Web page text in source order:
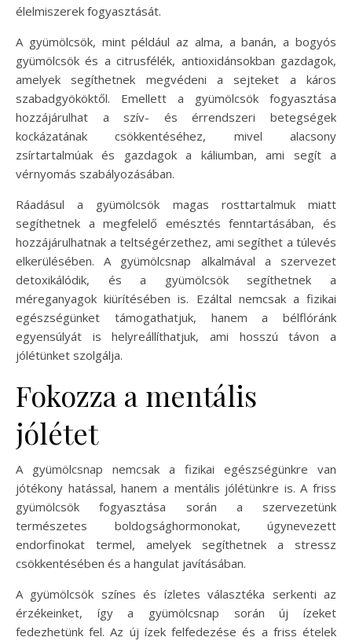
élelmiszerek fogyasztását.
A gyümölcsök, mint például az alma, a banán, a bogyós
gyümölcsök és a citrusfélék, antioxidánsokban gazdagok,
amelyek segíthetnek megvédeni a sejteket a káros
szabadgyököktől. Emellett a gyümölcsök fogyasztása
hozzájárulhat a szív- és érrendszeri betegségek
kockázatának csökkentéséhez, mivel alacsony
zsírtartalmúak és gazdagok a káliumban, ami segít a
vérnyomás szabályozásában.
Ráadásul a gyümölcsök magas rosttartalmuk miatt
segíthetnek a megfelelő emésztés fenntartásában, és
hozzájárulhatnak a teltségérzethez, ami segíthet a túlevés
elkerülésében. A gyümölcsnap alkalmával a szervezet
detoxikálódik, és a gyümölcsök segíthetnek a
méreganyagok kiürítésében is. Ezáltal nemcsak a fizikai
egészségünket támogathatjuk, hanem a bélflóránk
egyensúlyát is helyreállíthatjuk, ami hosszú távon a
jólétünket szolgálja.
Fokozza a mentális
jólétet
A gyümölcsnap nemcsak a fizikai egészségünkre van
jótékony hatással, hanem a mentális jólétünkre is. A friss
gyümölcsök fogyasztása során a szervezetünk
természetes boldogsághormonokat, úgynevezett
endorfinokat termel, amelyek segíthetnek a stressz
csökkentésében és a hangulat javításában.
A gyümölcsök színes és ízletes választéka serkenti az
érzékeinket, így a gyümölcsnap során új ízeket
fedezhetünk fel. Az új ízek felfedezése és a friss ételek